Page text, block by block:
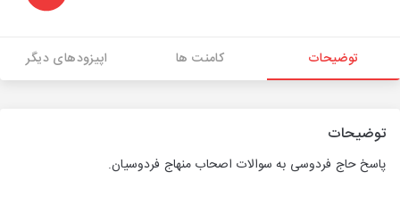
توضیحات کامنت ها اپیزودهای دیگر
توضیحات
پاسخ حاج فردوسی به سوالات اصحاب منهاج فردوسیان.